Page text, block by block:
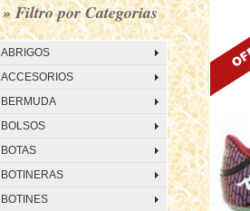
» Filtro por Categorias
ABRIGOS
ACCESORIOS
BERMUDA
BOLSOS
BOTAS
BOTINERAS
BOTINES